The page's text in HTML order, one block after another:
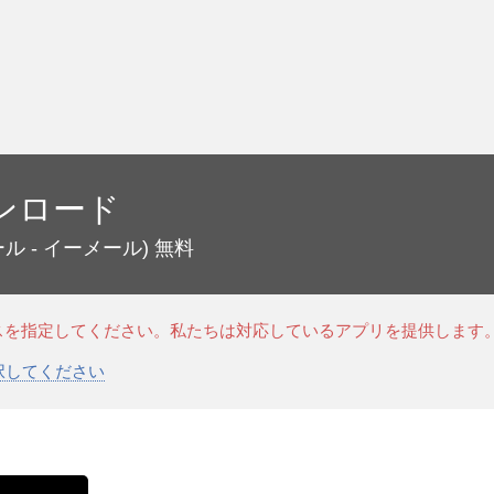
ロード
‐ イーメール) 無料
指定してください。私たちは対応しているアプリを提供します
してください